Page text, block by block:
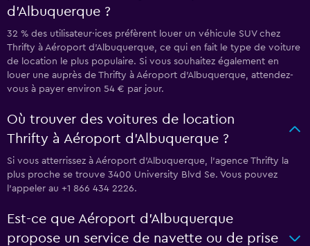
d'Albuquerque ?
32 % des utilisateur·ices préfèrent louer un véhicule SUV chez
Thrifty à Aéroport d'Albuquerque, ce qui en fait le type de voiture
de location le plus populaire. Si vous souhaitez également en
louer une auprès de Thrifty à Aéroport d'Albuquerque, attendez-
vous à payer environ 54 € par jour.
Où trouver des voitures de location
Thrifty à Aéroport d'Albuquerque ?
Si vous atterrissez à Aéroport d'Albuquerque, l’agence Thrifty la
plus proche se trouve 3400 University Blvd Se. Vous pouvez
l’appeler au +1 866 434 2226.
Est-ce que Aéroport d'Albuquerque
propose un service de navette ou de prise